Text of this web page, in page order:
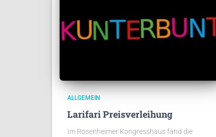
ALLGEMEIN
Larifari Preisverleihung
Im Rosenheimer Kongresshaus fand die